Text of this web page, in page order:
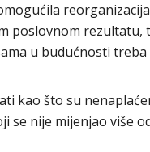
poslovnom rezultatu,
u budućnosti treba
kao što su
se nije mijenjao više